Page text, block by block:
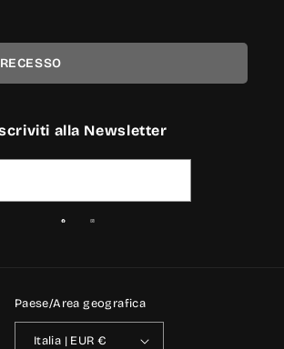
alla Newsletter
Paese/Area geografica
Italia | EUR €